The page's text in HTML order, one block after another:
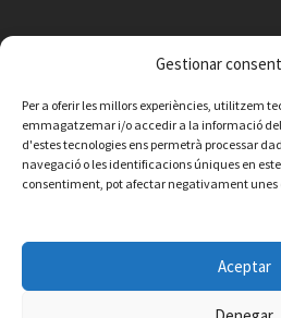
Gestionar
Per a oferir les millors experiències, utilitzem
emmagatzemar i/o accedir a la informació
d'estes tecnologies ens permetrà processar
navegació o les identificacions úniques en
consentiment, pot afectar negativament
Aceptar
Vilafamés al día
Consulta la agenda de Vilafamésaquí